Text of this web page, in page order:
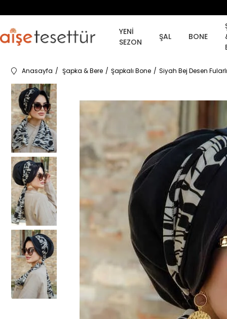
YENİ
SEZON
ŞAL BONE
Anasayfa Şapka & Bere Şapkalı Bone Siyah Bej Desen